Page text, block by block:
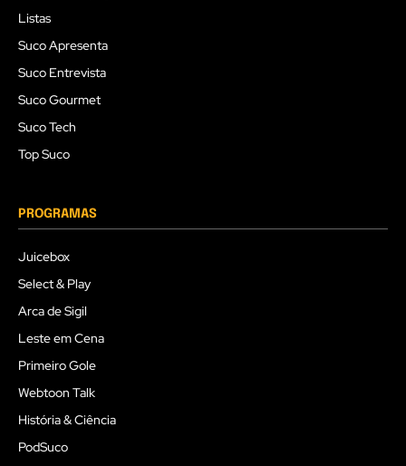
Listas
Suco Apresenta
Suco Entrevista
Suco Gourmet
Suco Tech
Top Suco
PROGRAMAS
Juicebox
Select & Play
Arca de Sigil
Leste em Cena
Primeiro Gole
Webtoon Talk
História & Ciência
PodSuco